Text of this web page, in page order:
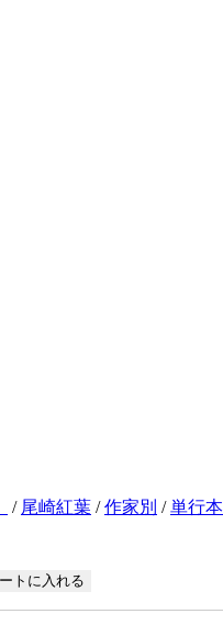
/ 尾崎紅葉 /作家別 /単行本